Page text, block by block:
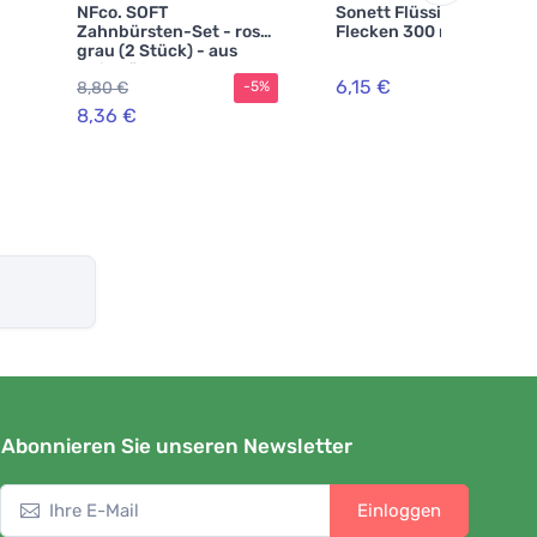
NFco. SOFT
Zahnbürsten-Set - rosa
grau (2 Stück) - aus
Maisstärke ohne GVO
8,80 €
8,36 €
-5%
Sonett Flüssigseife für
Flecken 300 ml
6,15 €
Abonnieren Sie unseren Newsletter
Einloggen